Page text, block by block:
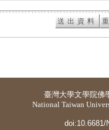
臺灣大學文學院佛
National Taiwan
doi:10.6681/